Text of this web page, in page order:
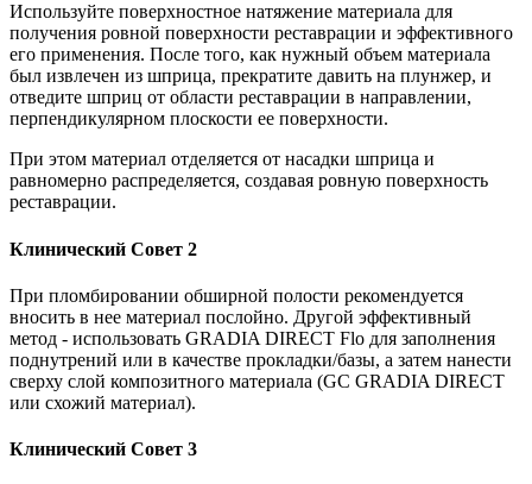
Используйте поверхностное натяжение материала для
получения ровной поверхности реставрации и эффективного
его применения. После того, как нужный объем материала
был извлечен из шприца, прекратите давить на плунжер, и
отведите шприц от области реставрации в направлении,
перпендикулярном плоскости ее поверхности.
При этом материал отделяется от насадки шприца и
равномерно распределяется, создавая ровную поверхность
реставрации.
Клинический Совет 2
При пломбировании обширной полости рекомендуется
вносить в нее материал послойно. Другой эффективный
метод - использовать GRADIA DIRECT Flo для заполнения
поднутрений или в качестве прокладки/базы, а затем нанести
сверху слой композитного материала (GC GRADIA DIRECT
или схожий материал).
Клинический Совет 3